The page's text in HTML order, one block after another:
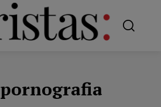
pornografia